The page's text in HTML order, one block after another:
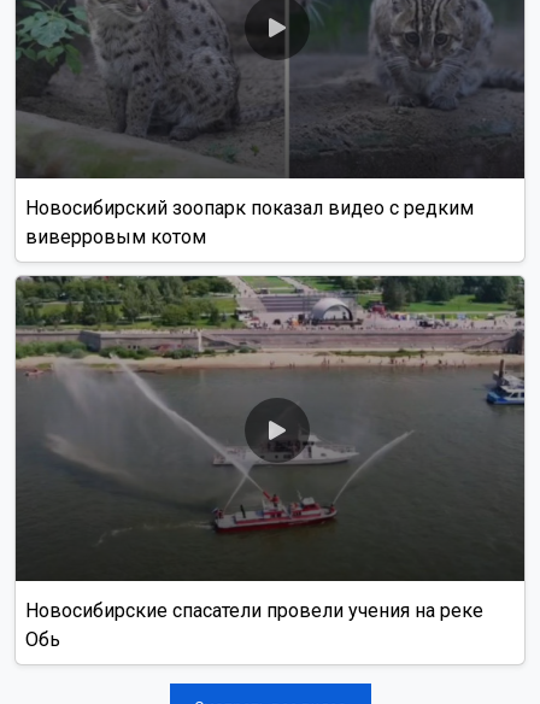
Новосибирский зоопарк показал видео с редким
виверровым котом
Новосибирские спасатели провели учения на реке
Обь